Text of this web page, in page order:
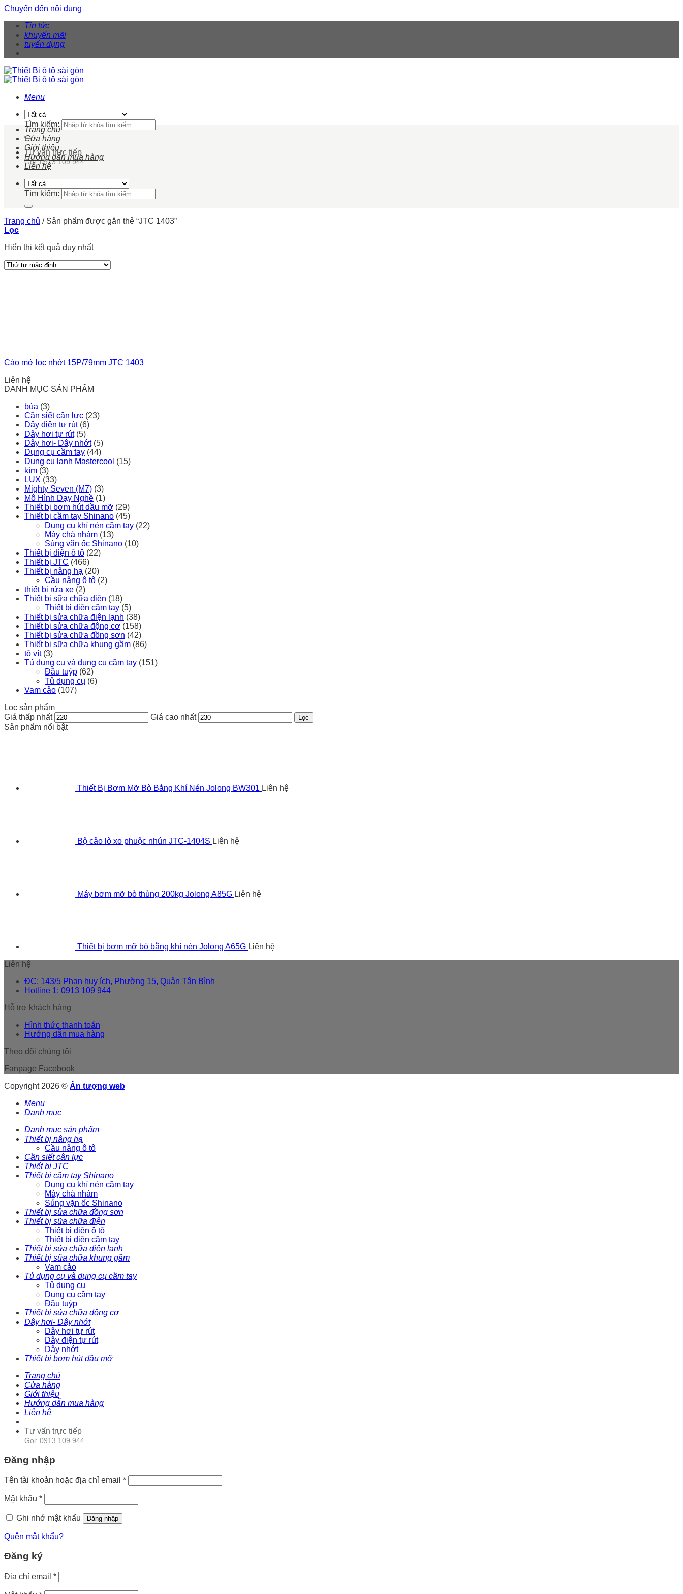
Chuyển đến nội dung
Tin tức
khuyến mãi
tuyển dụng
Menu
Tìm kiếm:
Tư vấn trực tiếp
Gọi: 0913 109 944
Trang chủ
Cửa hàng
Giới thiệu
Hướng dẫn mua hàng
Liên hệ
Tìm kiếm:
Trang chủ /Sản phẩm được gắn thẻ “JTC 1403”
Lọc
Hiển thị kết quả duy nhất
Cảo mở lọc nhớt 15P/79mm JTC 1403
Liên hệ
DANH MỤC SẢN PHẨM
búa (3)
Cần siết cân lực (23)
Dây điện tự rút (6)
Dây hơi tự rút (5)
Dây hơi- Dây nhớt (5)
Dụng cụ cầm tay (44)
Dụng cụ lạnh Mastercool (15)
kìm (3)
LUX (33)
Mighty Seven (M7) (3)
Mô Hình Dạy Nghề (1)
Thiết bị bơm hút dầu mỡ (29)
Thiết bị cầm tay Shinano (45)
Dụng cụ khí nén cầm tay (22)
Máy chà nhám (13)
Súng vặn ốc Shinano (10)
Thiết bị điện ô tô (22)
Thiết bị JTC (466)
Thiết bị nâng hạ (20)
Cầu nâng ô tô (2)
thiết bị rửa xe (2)
Thiết bị sữa chữa điện (18)
Thiết bị điện cầm tay (5)
Thiết bị sửa chữa điện lạnh (38)
Thiết bị sửa chữa động cơ (158)
Thiết bị sửa chữa đồng sơn (42)
Thiết bị sữa chữa khung gầm (86)
tô vít (3)
Tủ dụng cụ và dụng cụ cầm tay (151)
Đầu tuýp (62)
Tủ dụng cụ (6)
Vam cảo (107)
Lọc sản phẩm
Giá thấp nhất
Giá cao nhất Lọc
Sản phẩm nổi bật
Thiết Bị Bơm Mỡ Bò Bằng Khí Nén Jolong BW301 Liên hệ
Bộ cảo lò xo phuộc nhún JTC-1404S Liên hệ
Máy bơm mỡ bò thùng 200kg Jolong A85G Liên hệ
Thiết bị bơm mỡ bò bằng khí nén Jolong A65G Liên hệ
Liên hệ
ĐC: 143/5 Phan huy ích, Phường 15, Quận Tân Bình
Hotline 1: 0913 109 944
Hỗ trợ khách hàng
Hình thức thanh toán
Hướng dẫn mua hàng
Theo dõi chúng tôi
Fanpage Facebook
Copyright 2026 © Ấn tượng web
Menu
Danh mục
Danh mục sản phẩm
Thiết bị nâng hạ
Cầu nâng ô tô
Cần siết cân lực
Thiết bị JTC
Thiết bị cầm tay Shinano
Dụng cụ khí nén cầm tay
Máy chà nhám
Súng vặn ốc Shinano
Thiết bị sửa chữa đồng sơn
Thiết bị sữa chữa điện
Thiết bị điện ô tô
Thiết bị điện cầm tay
Thiết bị sửa chữa điện lạnh
Thiết bị sữa chữa khung gầm
Vam cảo
Tủ dụng cụ và dụng cụ cầm tay
Tủ dụng cụ
Dụng cụ cầm tay
Đầu tuýp
Thiết bị sửa chữa động cơ
Dây hơi- Dây nhớt
Dây hơi tự rút
Dây điện tự rút
Dây nhớt
Thiết bị bơm hút dầu mỡ
Trang chủ
Cửa hàng
Giới thiệu
Hướng dẫn mua hàng
Liên hệ
Tư vấn trực tiếp
Gọi: 0913 109 944
Đăng nhập
Tên tài khoản hoặc địa chỉ email *
Mật khẩu *
Ghi nhớ mật khẩu Đăng nhập
Quên mật khẩu?
Đăng ký
Địa chỉ email *